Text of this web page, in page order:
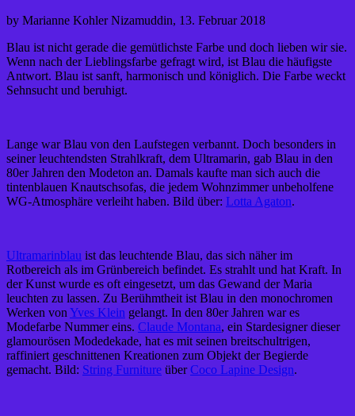
by Marianne Kohler Nizamuddin, 13. Februar 2018
Blau ist nicht gerade die gemütlichste Farbe und doch lieben wir sie.
Wenn nach der Lieblingsfarbe gefragt wird, ist Blau die häufigste
Antwort. Blau ist sanft, harmonisch und königlich. Die Farbe weckt
Sehnsucht und beruhigt.
Lange war Blau von den Laufstegen verbannt. Doch besonders in
seiner leuchtendsten Strahlkraft, dem Ultramarin, gab Blau in den
80er Jahren den Modeton an. Damals kaufte man sich auch die
tintenblauen Knautschsofas, die jedem Wohnzimmer unbeholfene
WG-Atmosphäre verleiht haben. Bild über: Lotta Agaton.
Ultramarinblau ist das leuchtende Blau, das sich näher im
Rotbereich als im Grünbereich befindet. Es strahlt und hat Kraft. In
der Kunst wurde es oft eingesetzt, um das Gewand der Maria
leuchten zu lassen. Zu Berühmtheit ist Blau in den monochromen
Werken vonYves Klein gelangt. In den 80er Jahren war es
Modefarbe Nummer eins. Claude Montana, ein Stardesigner dieser
glamourösen Modedekade, hat es mit seinen breitschultrigen,
raffiniert geschnittenen Kreationen zum Objekt der Begierde
gemacht. Bild: String Furniture überCoco Lapine Design.